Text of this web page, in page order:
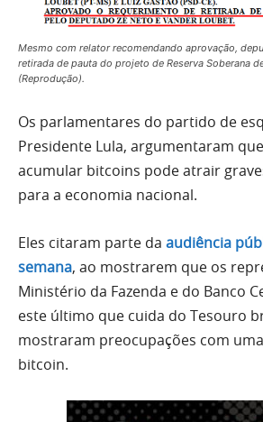
Mesmo com relator recomendando aprovação,
retirada de pauta do projeto de Reserva Soberana
(Reprodução).
Os parlamentares do partido de
Presidente Lula, argumentaram
acumular bitcoins pode atrair
para a economia nacional.
Eles citaram parte da audiência
semana, ao mostrarem que os
Ministério da Fazenda e do Banco
este último que cuida do Tesouro
mostraram preocupações com
bitcoin.